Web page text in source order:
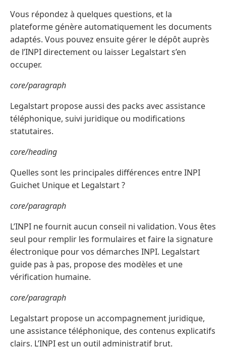
Vous répondez à quelques questions, et la
plateforme génère automatiquement les documents
adaptés. Vous pouvez ensuite gérer le dépôt auprès
de l’INPI directement ou laisser Legalstart s’en
occuper.
core/paragraph
Legalstart propose aussi des packs avec assistance
téléphonique, suivi juridique ou modifications
statutaires.
core/heading
Quelles sont les principales différences entre INPI
Guichet Unique et Legalstart ?
core/paragraph
L’INPI ne fournit aucun conseil ni validation. Vous êtes
seul pour remplir les formulaires et faire la signature
électronique pour vos démarches INPI. Legalstart
guide pas à pas, propose des modèles et une
vérification humaine.
core/paragraph
Legalstart propose un accompagnement juridique,
une assistance téléphonique, des contenus explicatifs
clairs. L’INPI est un outil administratif brut.